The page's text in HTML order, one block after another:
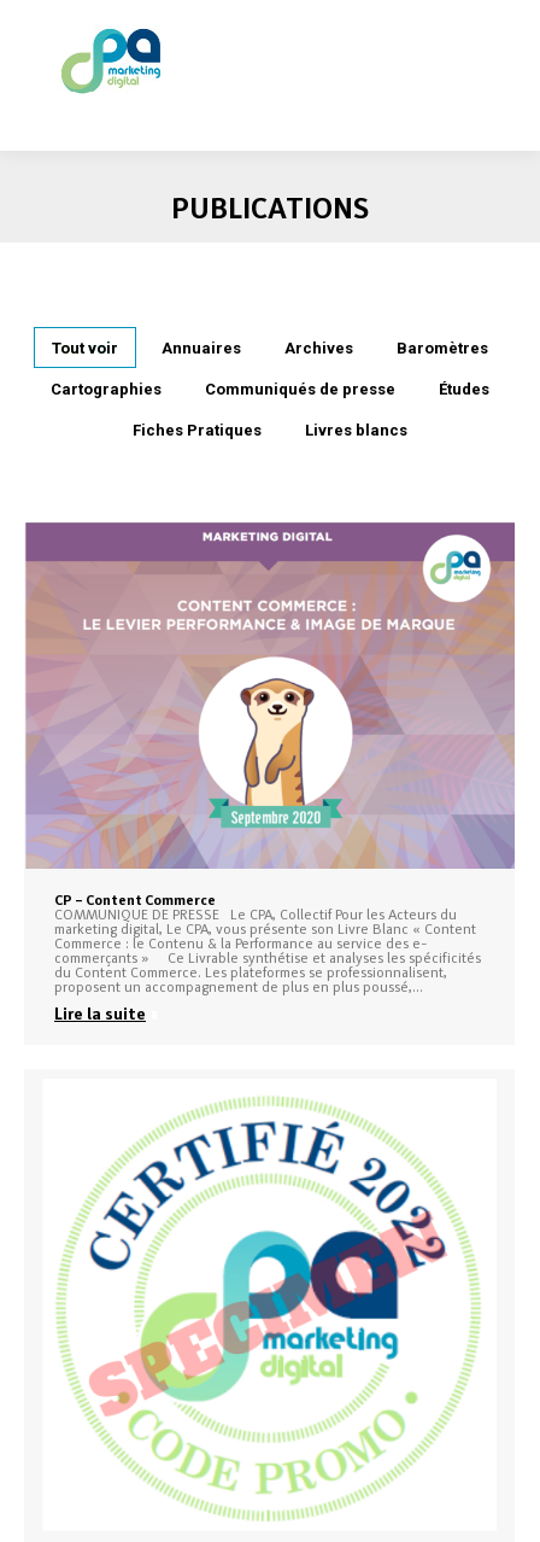
PUBLICATIONS
Tout voir Annuaires Archives Baromètres
Cartographies Communiqués de presse Études
Fiches Pratiques Livres blancs
CP – Content Commerce
COMMUNIQUE DE PRESSE Le CPA, Collectif Pour les Acteurs du
marketing digital, Le CPA, vous présente son Livre Blanc « Content
Commerce : le Contenu & la Performance au service des e-
commerçants » Ce Livrable synthétise et analyses les spécificités
du Content Commerce. Les plateformes se professionnalisent,
proposent un accompagnement de plus en plus poussé,…
Lire la suite